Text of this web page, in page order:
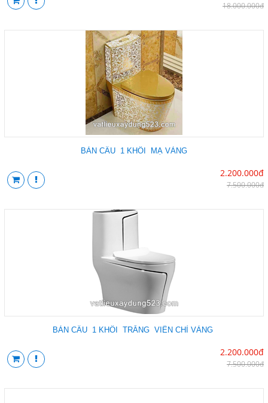
18.000.000đ
BÀN CẦU 1 KHỐI MẠ VÀNG
2.200.000đ
7.500.000đ
BÀN CẦU 1 KHỐI TRẮNG VIỀN CHỈ VÀNG
2.200.000đ
7.500.000đ